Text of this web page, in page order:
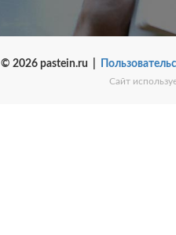
© 2026 pastein.ru |
Сайт